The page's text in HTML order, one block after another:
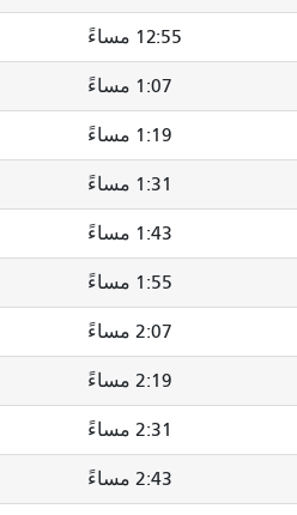
12:55 مساءً
1:07 مساءً
1:19 مساءً
1:31 مساءً
1:43 مساءً
1:55 مساءً
2:07 مساءً
2:19 مساءً
2:31 مساءً
2:43 مساءً